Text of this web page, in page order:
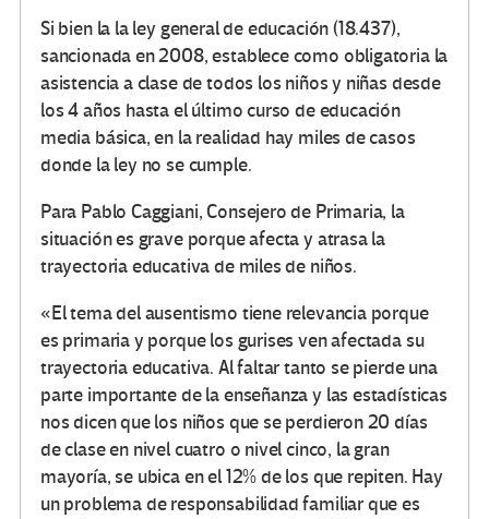
Si bien la la ley general de educación (18.437),
sancionada en 2008, establece como obligatoria la
asistencia a clase de todos los niños y niñas desde
los 4 años hasta el último curso de educación
media básica, en la realidad hay miles de casos
donde la ley no se cumple.
Para Pablo Caggiani, Consejero de Primaria, la
situación es grave porque afecta y atrasa la
trayectoria educativa de miles de niños.
«El tema del ausentismo tiene relevancia porque
es primaria y porque los gurises ven afectada su
trayectoria educativa. Al faltar tanto se pierde una
parte importante de la enseñanza y las estadísticas
nos dicen que los niños que se perdieron 20 días
de clase en nivel cuatro o nivel cinco, la gran
mayoría, se ubica en el 12% de los que repiten. Hay
un problema de responsabilidad familiar que es